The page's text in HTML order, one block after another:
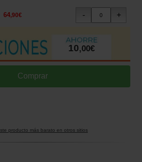
64,90€
10,00€
producto más barato en otros sitios